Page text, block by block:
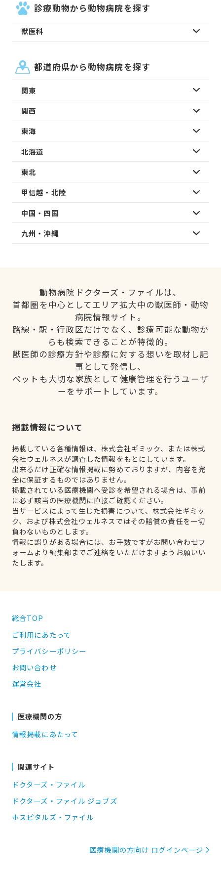
診療動物から動物病院を探す
獣医科
都道府県から動物病院を探す
関東
関西
東海
北海道
東北
甲信越・北陸
中国・四国
九州・沖縄
動物病院ドクターズ・ファイルは、
首都圏を中心としてエリア拡大中の獣医師・動物
病院情報サイト。
路線・駅・行政区だけでなく、診療可能な動物か
らも検索できることが特徴的。
獣医師の診療方針や診療に対する想いを取材し記
事として発信し、
ペットも大切な家族として健康管理を行うユーザ
ーをサポートしています。
掲載情報について
掲載している各種情報は、株式会社ギミック、または株式
会社ウェルネスが調査した情報をもとにしています。
出来るだけ正確な情報掲載に努めておりますが、内容を完
全に保証するものではありません。
掲載されている医療機関へ受診を希望される場合は、事前
に必ず該当の医療機関に直接ご確認ください。
当サービスによって生じた損害について、株式会社ギミッ
ク、および株式会社ウェルネスではその賠償の責任を一切
負わないものとします。
情報に誤りがある場合には、お手数ですがお問い合わせフ
ォームより編集部までご連絡をいただけますようお願いい
たします。
総合TOP
ご利用にあたって
プライバシーポリシー
お問い合わせ
運営会社
医療機関の方
情報掲載にあたって
関連サイト
ドクターズ・ファイル
ドクターズ・ファイル ジョブズ
ホスピタルズ・ファイル
医療機関の方向け ログインページ